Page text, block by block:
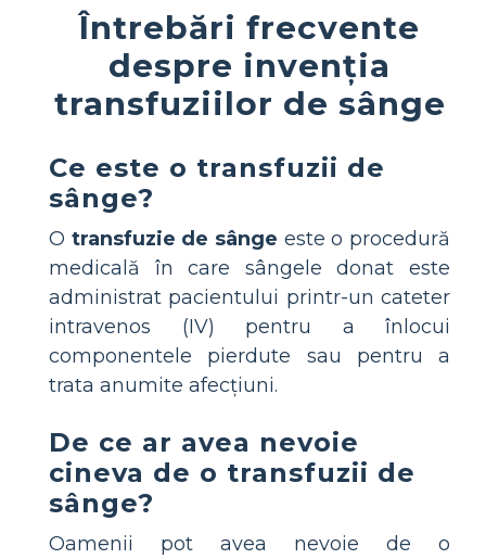
Întrebări frecvente
despre invenția
transfuziilor de sânge
Ce este o transfuzii de
sânge?
O transfuzie de sânge este o procedură
medicală în care sângele donat este
administrat pacientului printr-un cateter
intravenos (IV) pentru a înlocui
componentele pierdute sau pentru a
trata anumite afecțiuni.
De ce ar avea nevoie
cineva de o transfuzii de
sânge?
Oamenii pot avea nevoie de o